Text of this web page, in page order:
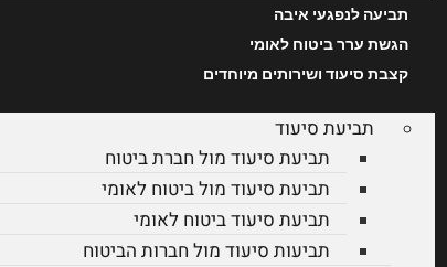
תביעה לנפגעי איבה
הגשת ערר ביטוח לאומי
קצבת סיעוד ושירותים מיוחדים
תביעת סיעוד
תביעת סיעוד מול חברת ביטוח
תביעת סיעוד מול ביטוח לאומי
תביעת סיעוד ביטוח לאומי
תביעות סיעוד מול חברות הביטוח